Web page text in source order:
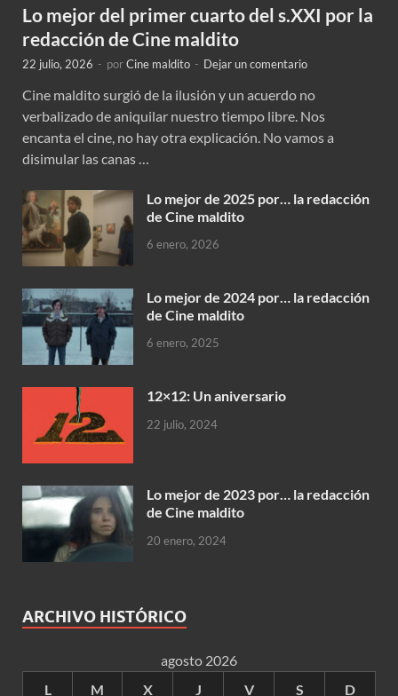
Lo mejor del primer cuarto del s.XXI por la
redacción de Cine maldito
22 julio, 2026 - porCine maldito - Dejar un comentario
Cine maldito surgió de la ilusión y un acuerdo no
verbalizado de aniquilar nuestro tiempo libre. Nos
encanta el cine, no hay otra explicación. No vamos a
disimular las canas …
Lo mejor de 2025 por… la redacción
de Cine maldito
6 enero, 2026
Lo mejor de 2024 por… la redacción
de Cine maldito
6 enero, 2025
12×12: Un aniversario
22 julio, 2024
Lo mejor de 2023 por… la redacción
de Cine maldito
20 enero, 2024
ARCHIVO HISTÓRICO
agosto 2026
L
M X J V S D